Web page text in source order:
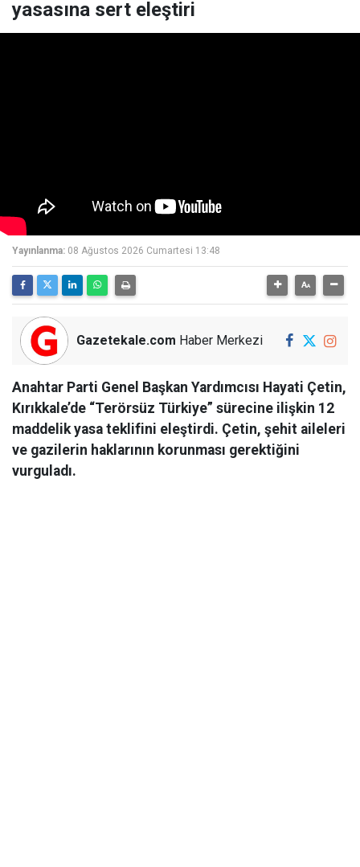
yasasına sert eleştiri
Yayınlanma: 08 Ağustos 2026 Cumartesi 13:48
Gazetekale.com Haber Merkezi
Anahtar Parti Genel Başkan Yardımcısı Hayati Çetin,
Kırıkkale’de “Terörsüz Türkiye” sürecine ilişkin 12
maddelik yasa teklifini eleştirdi. Çetin, şehit aileleri
ve gazilerin haklarının korunması gerektiğini
vurguladı.